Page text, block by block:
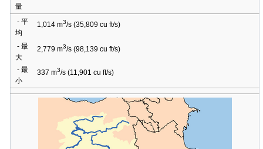
量
- 平
均
1,014 m3/s (35,809 cu ft/s)
- 最
大
2,779 m3/s (98,139 cu ft/s)
- 最
小
337 m3/s (11,901 cu ft/s)